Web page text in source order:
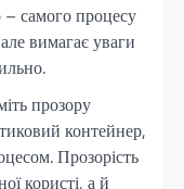
самого процесу
вимагає уваги
прозору
контейнер,
Прозорість
користі, а й